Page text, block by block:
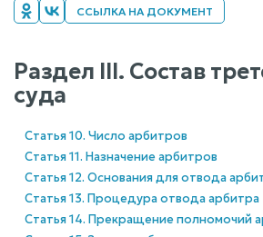
ССЫЛКА НА ДОКУМЕНТ
Раздел III. Состав
суда
Статья 10. Число арбитров
Статья 11. Назначение арбитров
Статья 12. Основания для отвода
Статья 13. Процедура отвода арбитра
Статья 14. Прекращение полномочий